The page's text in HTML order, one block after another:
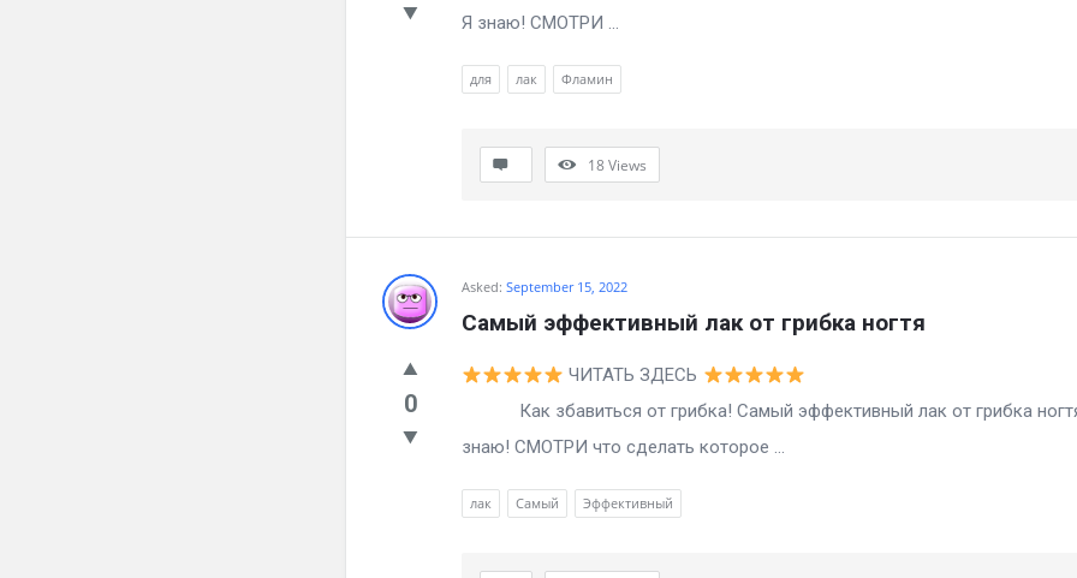
Я знаю! СМОТРИ ...
для лак Фламин
18Views
Asked: September 15, 2022
Самый эффективный лак от грибка ногтя
0
ЧИТАТЬ ЗДЕСЬ
Как збавиться от грибка! Самый эффективный лак от грибка
знаю! СМОТРИ что сделать которое ...
лак Самый Эффективный